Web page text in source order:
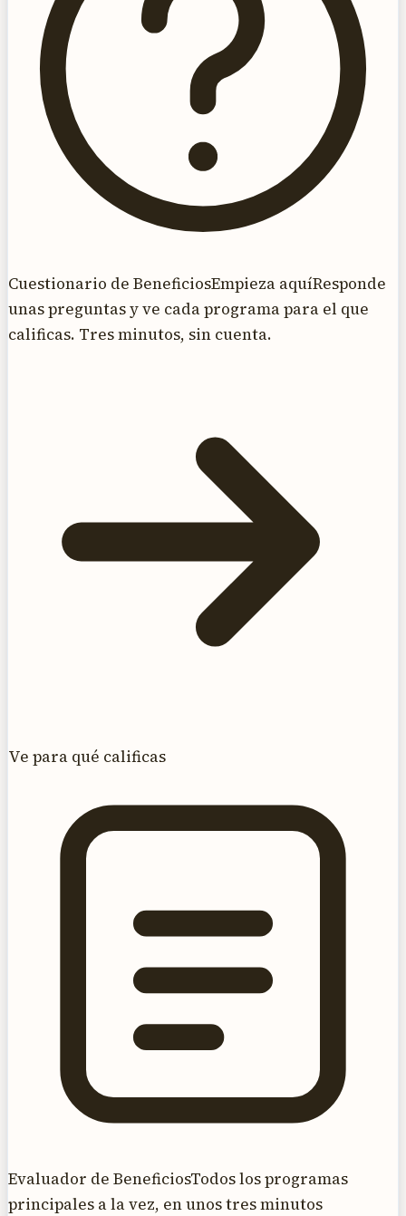
Cuestionario de BeneficiosEmpieza aquíResponde
unas preguntas y ve cada programa para el que
calificas. Tres minutos, sin cuenta.
Ve para qué calificas
Evaluador de BeneficiosTodos los programas
principales a la vez, en unos tres minutos